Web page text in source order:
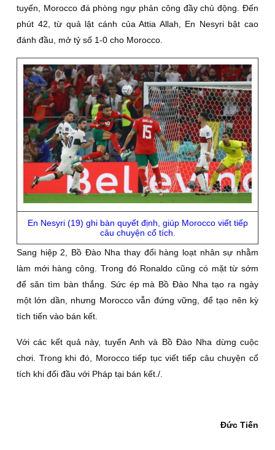
tuyến, Morocco đá phòng ngự phản công đầy chủ động. Đến
phút 42, từ quả lật cánh của Attia Allah, En Nesyri bật cao
đánh đầu, mở tỷ số 1-0 cho Morocco.
En Nesyri (19) ghi bàn quyết định, giúp Morocco viết tiếp
câu chuyện cổ tích.
Sang hiệp 2, Bồ Đào Nha thay đổi hàng loạt nhân sự nhằm
làm mới hàng công. Trong đó Ronaldo cũng có mặt từ sớm
để săn tìm bàn thắng. Sức ép mà Bồ Đào Nha tạo ra ngày
một lớn dần, nhưng Morocco vẫn đứng vững, để tạo nên kỳ
tích tiến vào bán kết.
Với các kết quả này, tuyển Anh và Bồ Đào Nha dừng cuộc
chơi. Trong khi đó, Morocco tiếp tục viết tiếp câu chuyện cổ
tích khi đối đầu với Pháp tại bán kết./.
Đức Tiến